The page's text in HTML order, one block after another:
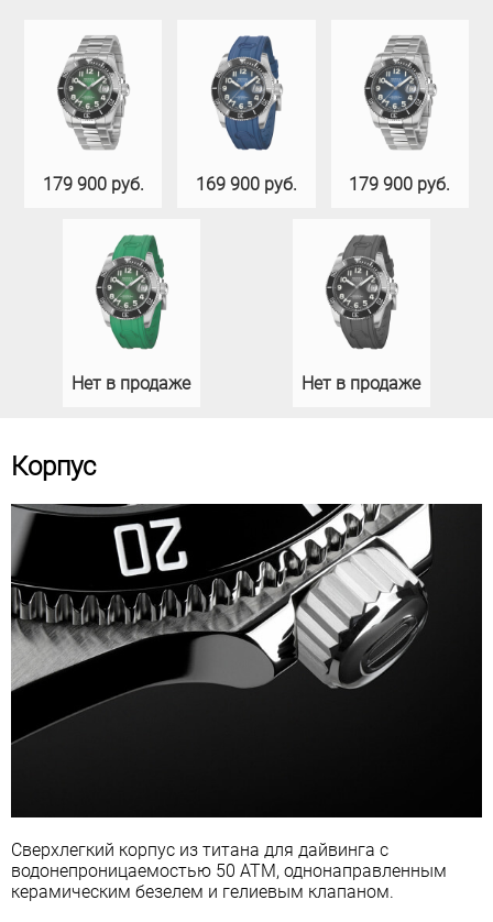
179 900 руб. 169 900 руб. 179 900 руб.
Нет в продаже Нет в продаже
Корпус
Сверхлегкий корпус из титана для дайвинга с
водонепроницаемостью 50 АТМ, однонаправленным
керамическим безелем и гелиевым клапаном.